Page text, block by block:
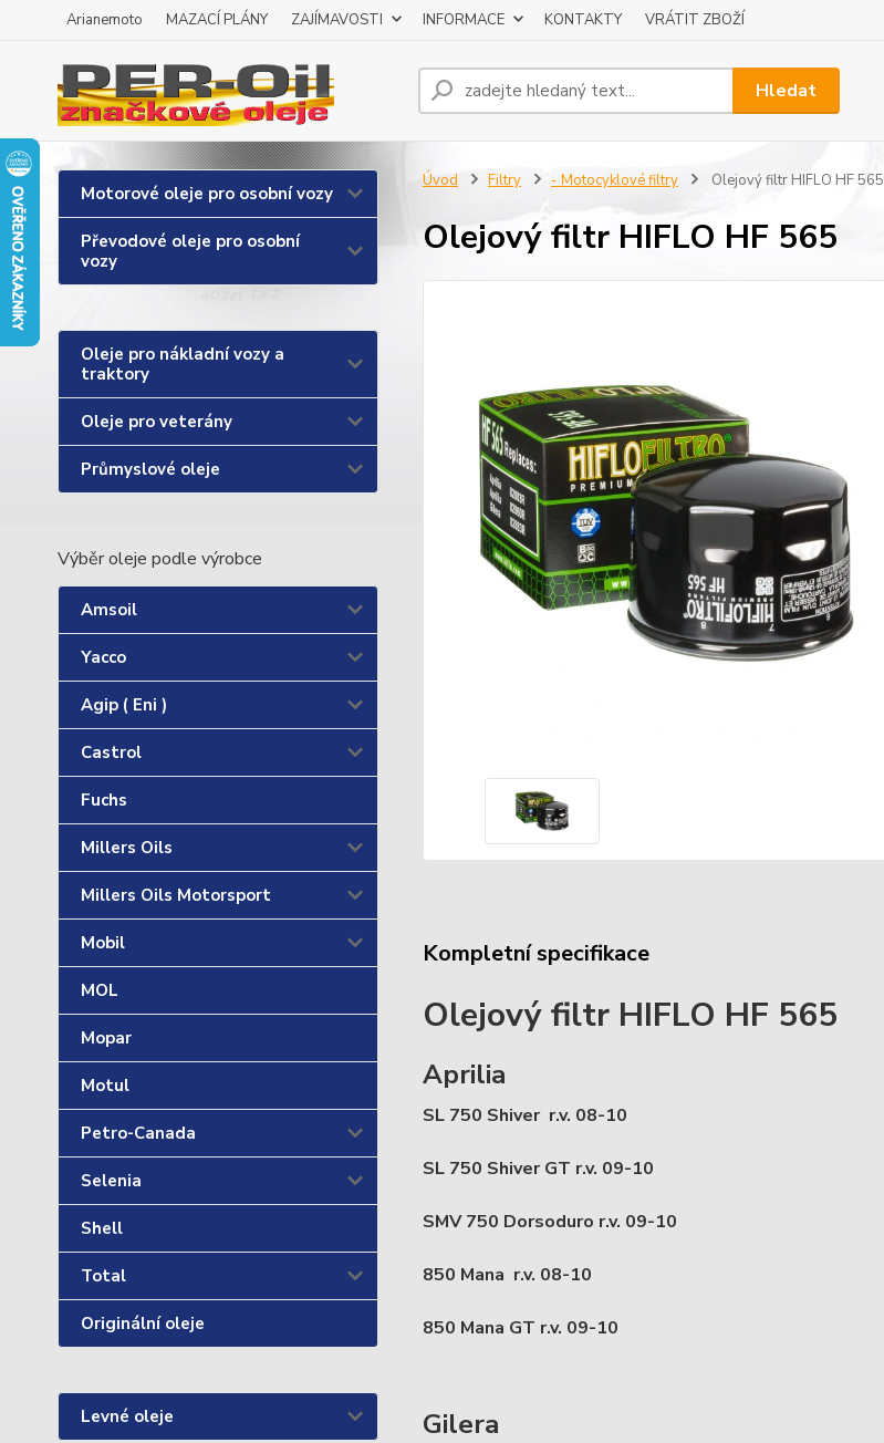
Arianemoto MAZACÍ PLÁNY ZAJÍMAVOSTI INFORMACE KONTAKTY VRÁTIT ZBOŽÍ
Hledat
Motorové oleje pro osobní vozy
Převodové oleje pro osobní
vozy
Oleje pro nákladní vozy a
traktory
Oleje pro veterány
Průmyslové oleje
Výběr oleje podle výrobce
Amsoil
Yacco
Agip ( Eni )
Castrol
Fuchs
Millers Oils
Millers Oils Motorsport
Mobil
MOL
Mopar
Motul
Petro-Canada
Selenia
Shell
Total
Originální oleje
Levné oleje
Úvod Filtry - Motocyklové filtry Olejový filtr HIFLO HF 565
Olejový filtr HIFLO HF 565
Kompletní specifikace
Olejový filtr HIFLO HF 565
Aprilia
SL 750 Shiver r.v. 08-10
SL 750 Shiver GT r.v. 09-10
SMV 750 Dorsoduro r.v. 09-10
850 Mana r.v. 08-10
850 Mana GT r.v. 09-10
Gilera